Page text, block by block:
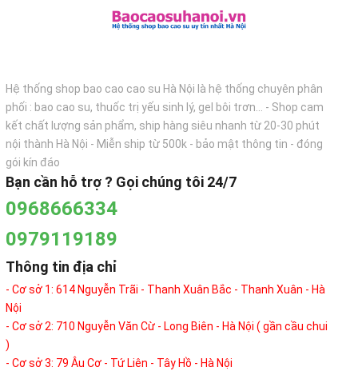
Hệ thống shop bao cao cao su Hà Nội là hệ thống chuyên phân
phối : bao cao su, thuốc trị yếu sinh lý, gel bôi trơn... - Shop cam
kết chất lượng sản phẩm, ship hàng siêu nhanh từ 20-30 phút
nội thành Hà Nội - Miễn ship từ 500k - bảo mật thông tin - đóng
gói kín đáo
Bạn cần hỗ trợ ? Gọi chúng tôi 24/7
0968666334
0979119189
Thông tin địa chỉ
- Cơ sở 1: 614 Nguyễn Trãi - Thanh Xuân Bắc - Thanh Xuân - Hà
Nội
- Cơ sở 2: 710 Nguyễn Văn Cừ - Long Biên - Hà Nội ( gần cầu chui
)
- Cơ sở 3: 79 Âu Cơ - Tứ Liên - Tây Hồ - Hà Nội